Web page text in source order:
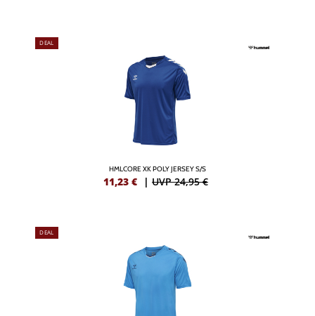
DEAL
HMLCORE XK POLY JERSEY S/S
11,23 € | UVP 24,95 €
DEAL